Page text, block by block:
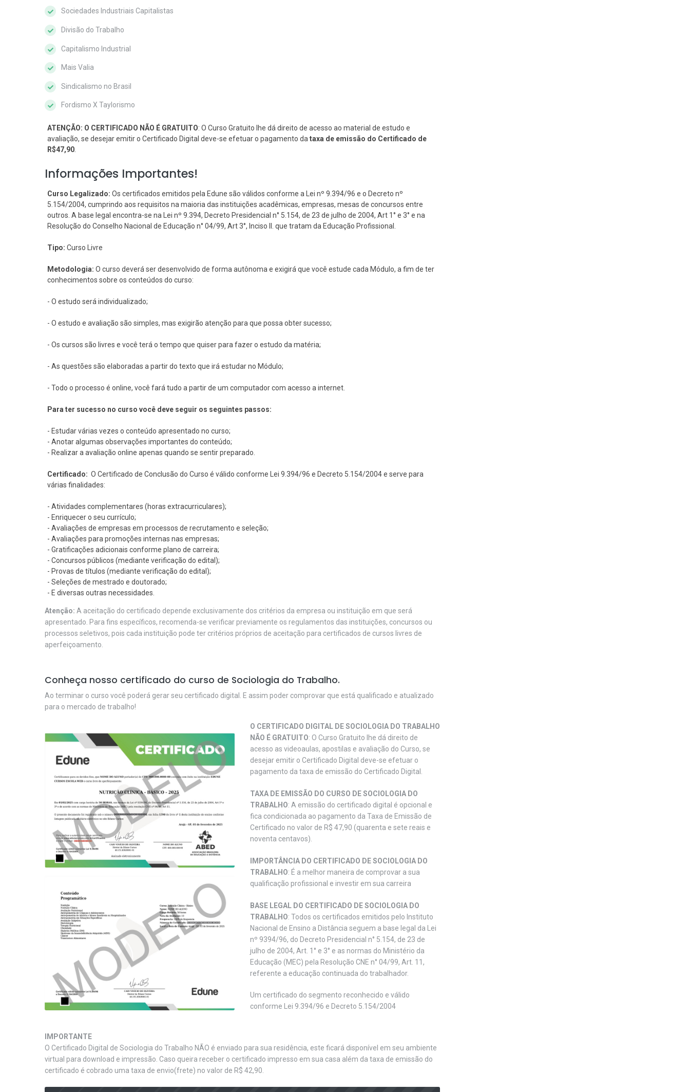
Sociedades Industriais Capitalistas
Divisão do Trabalho
Capitalismo Industrial
Mais Valia
Sindicalismo no Brasil
Fordismo X Taylorismo
ATENÇÃO: O CERTIFICADO NÃO É GRATUITO: O Curso Gratuito lhe dá direito de acesso ao material de estudo e
avaliação, se desejar emitir o Certificado Digital deve-se efetuar o pagamento dataxa de emissão do Certificado de
R$47,90.
Informações Importantes!
Curso Legalizado: Os certificados emitidos pela Edune são válidos conforme a Lei nº 9.394/96 e o Decreto nº
5.154/2004, cumprindo aos requisitos na maioria das instituições acadêmicas, empresas, mesas de concursos entre
outros. A base legal encontra-se na Lei nº 9.394, Decreto Presidencial n° 5.154, de 23 de julho de 2004, Art 1° e 3° e na
Resolução do Conselho Nacional de Educação n° 04/99, Art 3°, Inciso II. que tratam da Educação Profissional.
Tipo: Curso Livre
Metodologia: O curso deverá ser desenvolvido de forma autônoma e exigirá que você estude cada Módulo, a fim de ter
conhecimentos sobre os conteúdos do curso:
- O estudo será individualizado;
- O estudo e avaliação são simples, mas exigirão atenção para que possa obter sucesso;
- Os cursos são livres e você terá o tempo que quiser para fazer o estudo da matéria;
- As questões são elaboradas a partir do texto que irá estudar no Módulo;
- Todo o processo é online, você fará tudo a partir de um computador com acesso a internet.
Para ter sucesso no curso você deve seguir os seguintes passos:
- Estudar várias vezes o conteúdo apresentado no curso;
- Anotar algumas observações importantes do conteúdo;
- Realizar a avaliação online apenas quando se sentir preparado.
Certificado: O Certificado de Conclusão do Curso é válido conforme Lei 9.394/96 e Decreto 5.154/2004 e serve para
várias finalidades:
- Atividades complementares (horas extracurriculares);
- Enriquecer o seu currículo;
- Avaliações de empresas em processos de recrutamento e seleção;
- Avaliações para promoções internas nas empresas;
- Gratificações adicionais conforme plano de carreira;
- Concursos públicos (mediante verificação do edital);
- Provas de títulos (mediante verificação do edital);
- Seleções de mestrado e doutorado;
- E diversas outras necessidades.
Atenção: A aceitação do certificado depende exclusivamente dos critérios da empresa ou instituição em que será
apresentado. Para fins específicos, recomenda-se verificar previamente os regulamentos das instituições, concursos ou
processos seletivos, pois cada instituição pode ter critérios próprios de aceitação para certificados de cursos livres de
aperfeiçoamento.
Conheça nosso certificado do curso de Sociologia do Trabalho.
Ao terminar o curso você poderá gerar seu certificado digital. E assim poder comprovar que está qualificado e atualizado
para o mercado de trabalho!
O CERTIFICADO DIGITAL DE SOCIOLOGIA DO TRABALHO
NÃO É GRATUITO: O Curso Gratuito lhe dá direito de
acesso as videoaulas, apostilas e avaliação do Curso, se
desejar emitir o Certificado Digital deve-se efetuar o
pagamento da taxa de emissão do Certificado Digital.
TAXA DE EMISSÃO DO CURSO DE SOCIOLOGIA DO
TRABALHO: A emissão do certificado digital é opcional e
fica condicionada ao pagamento da Taxa de Emissão de
Certificado no valor de R$ 47,90 (quarenta e sete reais e
noventa centavos).
IMPORTÂNCIA DO CERTIFICADO DE SOCIOLOGIA DO
TRABALHO: É a melhor maneira de comprovar a sua
qualificação profissional e investir em sua carreira
BASE LEGAL DO CERTIFICADO DE SOCIOLOGIA DO
TRABALHO: Todos os certificados emitidos pelo Instituto
Nacional de Ensino a Distância seguem a base legal da Lei
nº 9394/96, do Decreto Presidencial n° 5.154, de 23 de
julho de 2004, Art. 1° e 3° e as normas do Ministério da
Educação (MEC) pela Resolução CNE n° 04/99, Art. 11,
referente a educação continuada do trabalhador.
Um certificado do segmento reconhecido e válido
conforme Lei 9.394/96 e Decreto 5.154/2004
IMPORTANTE
O Certificado Digital de Sociologia do Trabalho NÃO é enviado para sua residência, este ficará disponível em seu ambiente
virtual para download e impressão. Caso queira receber o certificado impresso em sua casa além da taxa de emissão do
certificado é cobrado uma taxa de envio(frete) no valor de R$ 42,90.